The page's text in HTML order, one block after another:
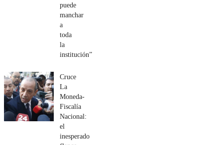
puede
manchar
a
toda
la
institución”
Cruce
La
Moneda-
Fiscalía
Nacional:
el
inesperado